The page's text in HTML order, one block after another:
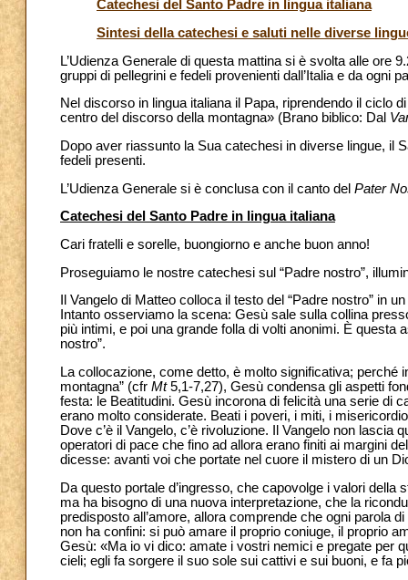
Catechesi del Santo Padre in lingua italiana
Sintesi della catechesi e saluti nelle diverse
L’Udienza Generale di questa mattina si è svolta alle ore
gruppi di pellegrini e fedeli provenienti dall’Italia e da ogni
Nel discorso in lingua italiana il Papa, riprendendo il ciclo
centro del discorso della montagna» (Brano biblico: Dal
Dopo aver riassunto la Sua catechesi in diverse lingue, il
fedeli presenti.
L’Udienza Generale si è conclusa con il canto del Pater
Catechesi del Santo Padre in lingua italiana
Cari fratelli e sorelle, buongiorno e anche buon anno!
Proseguiamo le nostre catechesi sul “Padre nostro”,
Il Vangelo di Matteo colloca il testo del “Padre nostro” in
Intanto osserviamo la scena: Gesù sale sulla collina
più intimi, e poi una grande folla di volti anonimi. È
nostro”.
La collocazione, come detto, è molto significativa; perché
montagna” (cfr Mt5,1-7,27), Gesù condensa gli aspetti
festa: le Beatitudini. Gesù incorona di felicità una serie di
erano molto considerate. Beati i poveri, i miti, i
Dove c’è il Vangelo, c’è rivoluzione. Il Vangelo non
operatori di pace che fino ad allora erano finiti ai margini
dicesse: avanti voi che portate nel cuore il mistero di un
Da questo portale d’ingresso, che capovolge i valori
ma ha bisogno di una nuova interpretazione, che la
predisposto all’amore, allora comprende che ogni parola
non ha confini: si può amare il proprio coniuge, il proprio
Gesù: «Ma io vi dico: amate i vostri nemici e pregate per
cieli; egli fa sorgere il suo sole sui cattivi e sui buoni, e fa